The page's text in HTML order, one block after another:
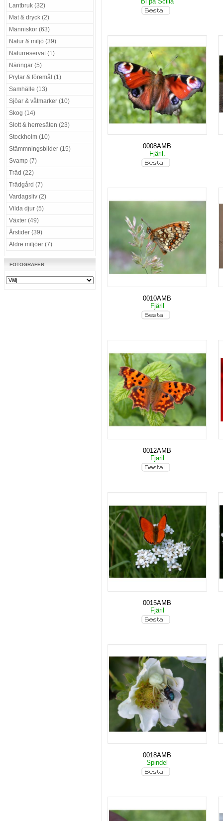
Lantbruk (32)
Mat & dryck (2)
Människor (63)
Natur & miljö (39)
Naturreservat (1)
Näringar (5)
Prylar & föremål (1)
Samhälle (13)
Sjöar & våtmarker (10)
Skog (14)
Slott & herresäten (23)
Stockholm (10)
Stämmningsbilder (15)
Svamp (7)
Träd (22)
Trädgård (7)
Vardagsliv (2)
Vilda djur (5)
Växter (49)
Årstider (39)
Äldre miljöer (7)
FOTOGRAFER
0008AMB
Fjäril.
0010AMB
Fjäril
0012AMB
Fjäril
0015AMB
Fjäril
0018AMB
Spindel